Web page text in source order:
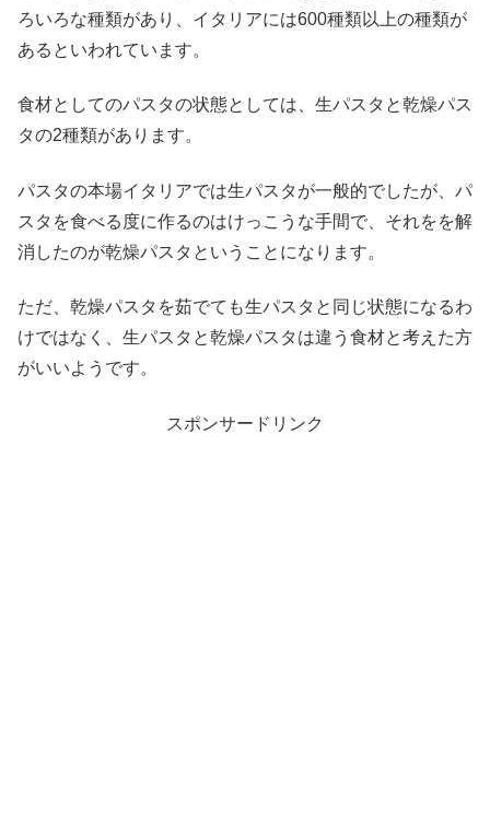
ろいろな種類があり、イタリアには600種類以上の種類が
あるといわれています。
食材としてのパスタの状態としては、生パスタと乾燥パス
タの2種類があります。
パスタの本場イタリアでは生パスタが一般的でしたが、パ
スタを食べる度に作るのはけっこうな手間で、それをを解
消したのが乾燥パスタということになります。
ただ、乾燥パスタを茹でても生パスタと同じ状態になるわ
けではなく、生パスタと乾燥パスタは違う食材と考えた方
がいいようです。
スポンサードリンク